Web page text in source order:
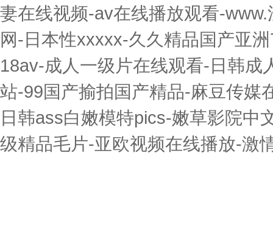
妻在线视频-av在线播放观看-
网-日本性xxxxx-久久精品国产亚
18av-成人一级片在线观看-日韩
站-99国产揄拍国产精品-麻豆传媒
日韩ass白嫩模特pics-嫩草影院中
级精品毛片-亚欧视频在线播放-激